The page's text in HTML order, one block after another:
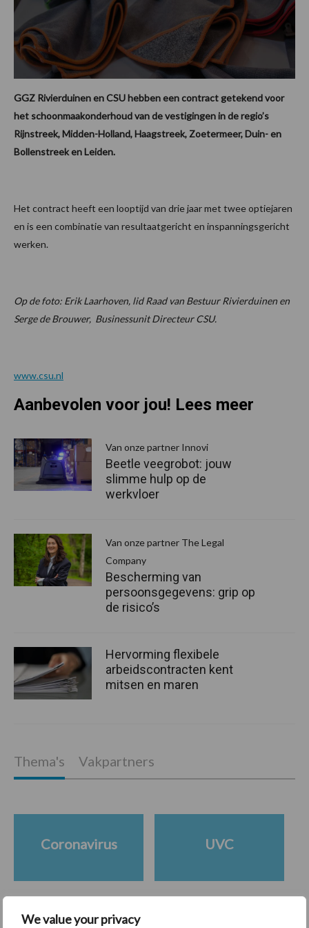
We value your privacy
GGZ Rivierduinen en CSU hebben een contract getekend voor
het schoonmaakonderhoud van de vestigingen in de regio’s
Rijnstreek, Midden-Holland, Haagstreek, Zoetermeer, Duin- en
Bollenstreek en Leiden.
Het contract heeft een looptijd van drie jaar met twee optiejaren
en is een combinatie van resultaatgericht en inspanningsgericht
werken.
Op de foto: Erik Laarhoven, lid Raad van Bestuur Rivierduinen en
Serge de Brouwer, Businessunit Directeur CSU.
www.csu.nl
Aanbevolen voor jou! Lees meer
Van onze partner Innovi
Beetle veegrobot: jouw
slimme hulp op de
werkvloer
Van onze partner The Legal
Company
Bescherming van
persoonsgegevens: grip op
de risico’s
Hervorming flexibele
arbeidscontracten kent
mitsen en maren
Thema's Vakpartners
Coronavirus UVC